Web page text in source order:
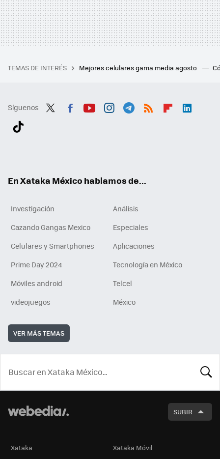
TEMAS DE INTERÉS Mejores celulares gama media agosto
Síguenos
En Xataka México hablamos de...
Investigación
Análisis
Cazando Gangas Mexico
Especiales
Celulares y Smartphones
Aplicaciones
Prime Day 2024
Tecnología en México
Móviles android
Telcel
videojuegos
México
VER MÁS TEMAS
SUBIR
Xataka Xataka Móvil